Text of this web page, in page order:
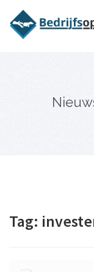
Tag:
bedrijfsopvolging
juridisch